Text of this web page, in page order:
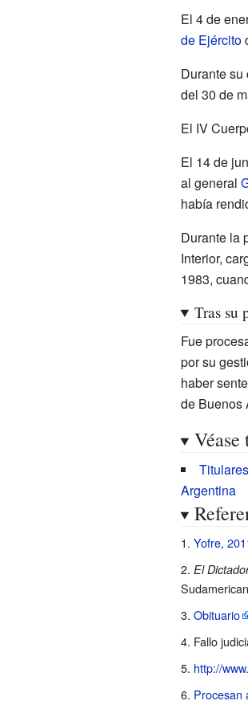
El 4 de
de Ejército
Durante
del 30 de
El IV
El 14 de
al general
había
Durante la
Interior,
1983,
Tras su
Fue
por su
haber
de Buenos
Argentina
Yofre,
El
Obituario
Fallo
http://
Procesan